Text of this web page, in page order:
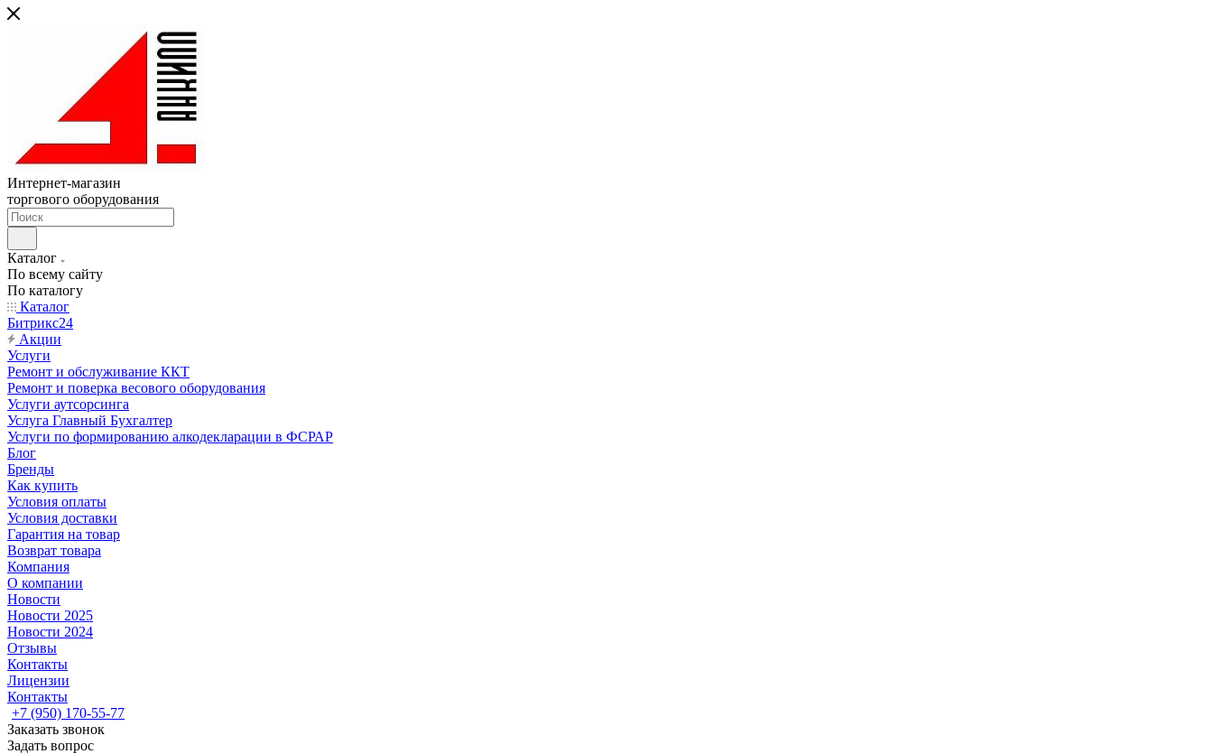
Интернет-магазин
торгового оборудования
Каталог
По всему сайту
По каталогу
Каталог
Битрикс24
Акции
Услуги
Ремонт и обслуживание ККТ
Ремонт и поверка весового оборудования
Услуги аутсорсинга
Услуга Главный Бухгалтер
Услуги по формированию алкодекларации в ФСРАР
Блог
Бренды
Как купить
Условия оплаты
Условия доставки
Гарантия на товар
Возврат товара
Компания
О компании
Новости
Новости 2025
Новости 2024
Отзывы
Контакты
Лицензии
Контакты
+7 (950) 170-55-77
Заказать звонок
Задать вопрос